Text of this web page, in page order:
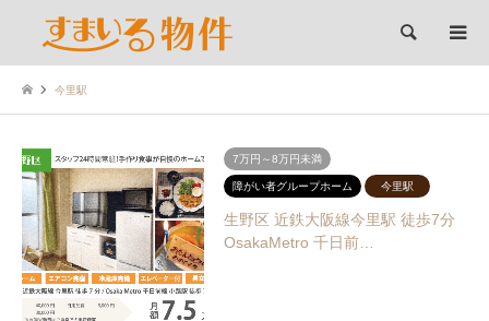
検索
今里駅
7万円～8万円未満
障がい者グループホーム 今里駅
生野区 近鉄大阪線今里駅 徒歩7分
OsakaMetro 千日前…